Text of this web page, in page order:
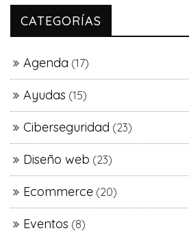
CATEGORÍAS
Agenda (17)
Ayudas (15)
Ciberseguridad (23)
Diseño web (23)
Ecommerce (20)
Eventos (8)